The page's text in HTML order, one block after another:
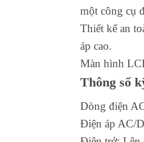
một công cụ
Thiết kế an
áp cao.
Màn hình
Thông số
Dòng điện
Điện áp AC/